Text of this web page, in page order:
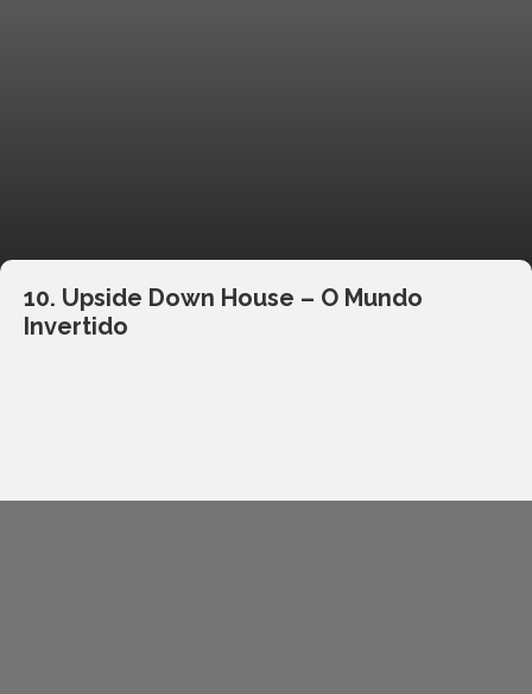
10. Upside Down House – O Mundo
Invertido